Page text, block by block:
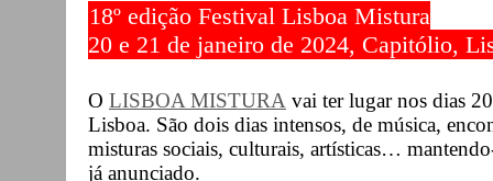
18º edição Festival Lisboa Mistura
20 e 21 de janeiro de 2024, Capitólio,
O LISBOA MISTURA vai ter lugar nos dias
Lisboa. São dois dias intensos, de música,
misturas sociais, culturais, artísticas…
já anunciado.